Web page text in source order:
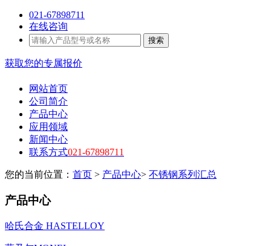
021-67898711
在线咨询
搜索
获取您的专属报价
网站首页
公司简介
产品中心
应用领域
新闻中心
联系方式021-67898711
您的当前位置： 首页 > 产品中心> 不锈钢系列汇总
产品中心
哈氏合金 HASTELLOY